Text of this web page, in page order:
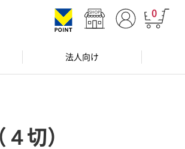
0
法人向け
切）